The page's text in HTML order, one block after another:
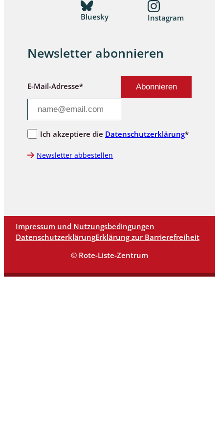
Bluesky Instagram
Newsletter abonnieren
E-Mail-Adresse*
Ich akzeptiere die Datenschutzerklärung*
Newsletter abbestellen
Impressum und Nutzungsbedingungen
DatenschutzerklärungErklärung zur Barrierefreiheit
© Rote-Liste-Zentrum